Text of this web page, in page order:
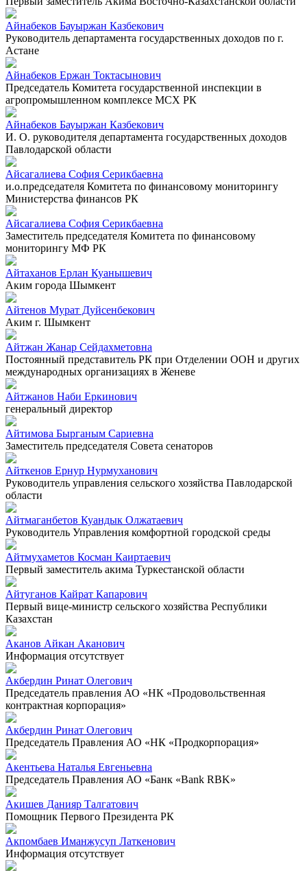
Айнабеков Бауыржан Казбекович
Руководитель департамента государственных доходов по г.
Астане
Айнабеков Ержан Токтасынович
Председатель Комитета государственной инспекции в
агропромышленном комплексе МСХ РК
Айнабеков Бауыржан Казбекович
И. О. руководителя департамента государственных доходов
Павлодарской области
Айсагалиева София Серикбаевна
и.о.председателя Комитета по финансовому мониторингу
Министерства финансов РК
Айсагалиева София Серикбаевна
Заместитель председателя Комитета по финансовому
мониторингу МФ РК
Айтаханов Ерлан Куанышевич
Аким города Шымкент
Айтенов Мурат Дуйсенбекович
Аким г. Шымкент
Айтжан Жанар Сейдахметовна
Постоянный представитель РК при Отделении ООН и других
международных организациях в Женеве
Айтжанов Наби Еркинович
генеральный директор
Айтимова Бырганым Сариевна
Заместитель председателя Совета сенаторов
Айткенов Ернур Нурмуханович
Руководитель управления сельского хозяйства Павлодарской
области
Айтмаганбетов Куандык Олжатаевич
Руководитель Управления комфортной городской среды
Айтмухаметов Косман Каиртаевич
Первый заместитель акима Туркестанской области
Айтуганов Кайрат Капарович
Первый вице-министр сельского хозяйства Республики
Казахстан
Аканов Айкан Аканович
Информация отсутствует
Акбердин Ринат Олегович
Председатель правления АО «НК «Продовольственная
контрактная корпорация»
Акбердин Ринат Олегович
Председатель Правления АО «НК «Продкорпорация»
Акентьева Наталья Евгеньевна
Председатель Правления АО «Банк «Bank RBK»
Акишев Данияр Талгатович
Помощник Первого Президента РК
Акпомбаев Иманжусуп Латкенович
Информация отсутствует